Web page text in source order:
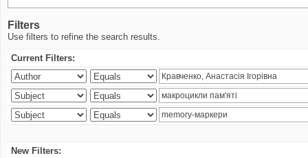
Filters
Use filters to refine the search results.
Current Filters:
New Filters: